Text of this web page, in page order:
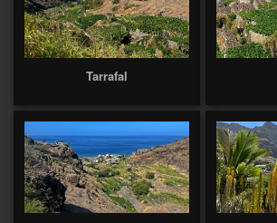
Tarrafal